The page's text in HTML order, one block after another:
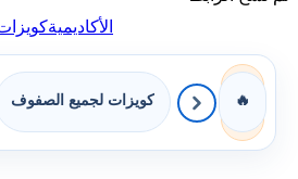
الأكاديميةكويزات
🔥 كويزات لجميع الصفوف